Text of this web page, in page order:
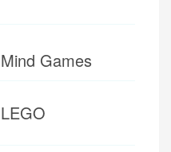
Mind Games
LEGO